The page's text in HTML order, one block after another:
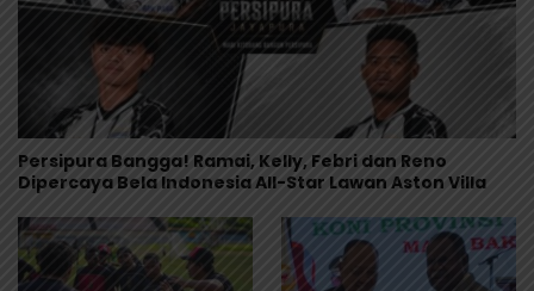
Persipura Bangga! Ramai, Kelly, Febri dan Reno
Dipercaya Bela Indonesia All-Star Lawan Aston Villa